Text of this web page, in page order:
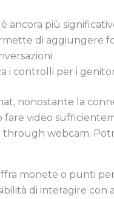
ancora più
di aggiungere
i controlli per i
nonostante la
video
through webcam.
monete o punti
di interagire